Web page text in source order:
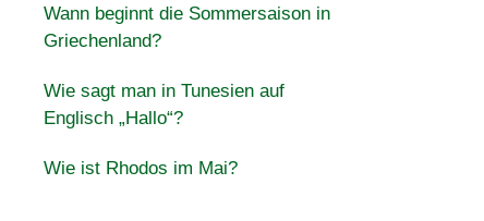
Wann beginnt die Sommersaison in
Griechenland?
Wie sagt man in Tunesien auf
Englisch „Hallo“?
Wie ist Rhodos im Mai?